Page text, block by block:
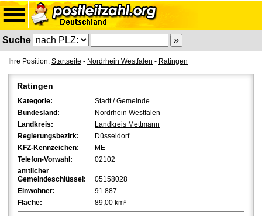
Suche
Ihre Position: Startseite - Nordrhein Westfalen - Ratingen
Ratingen
Kategorie:
Stadt / Gemeinde
Bundesland:
Nordrhein Westfalen
Landkreis:
Landkreis Mettmann
Regierungsbezirk:
Düsseldorf
KFZ-Kennzeichen:
ME
Telefon-Vorwahl:
02102
amtlicher
Gemeindeschlüssel:
05158028
Einwohner:
91.887
Fläche:
89,00 km²